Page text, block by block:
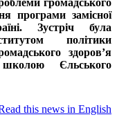
громадського
програми замісної
Зустріч була
політики
здоров’я
Єльського
this news in English